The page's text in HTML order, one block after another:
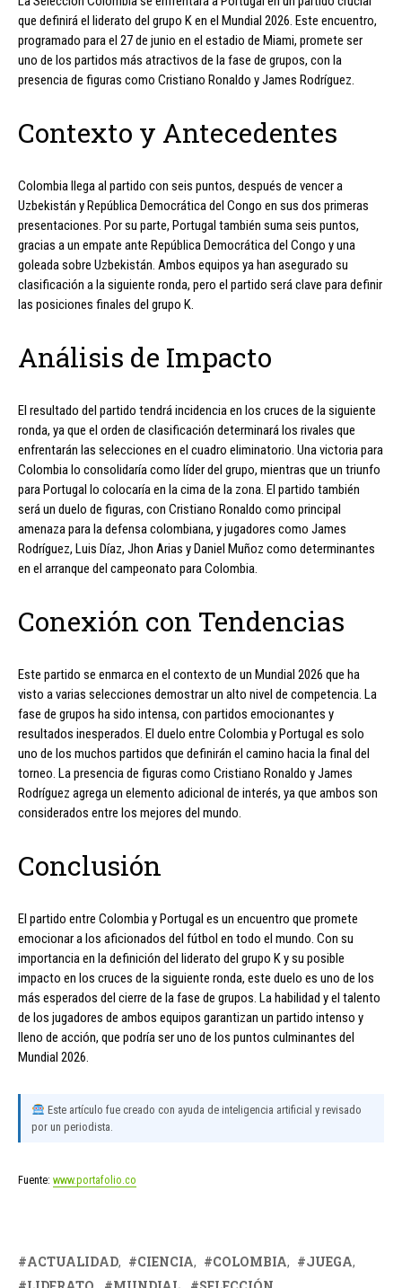
que definirá el liderato del grupo K en el Mundial 2026. Este encuentro,
programado para el 27 de junio en el estadio de Miami, promete ser
uno de los partidos más atractivos de la fase de grupos, con la
presencia de figuras como Cristiano Ronaldo y James Rodríguez.
Contexto y Antecedentes
Colombia llega al partido con seis puntos, después de vencer a
Uzbekistán y República Democrática del Congo en sus dos primeras
presentaciones. Por su parte, Portugal también suma seis puntos,
gracias a un empate ante República Democrática del Congo y una
goleada sobre Uzbekistán. Ambos equipos ya han asegurado su
clasificación a la siguiente ronda, pero el partido será clave para definir
las posiciones finales del grupo K.
Análisis de Impacto
El resultado del partido tendrá incidencia en los cruces de la siguiente
ronda, ya que el orden de clasificación determinará los rivales que
enfrentarán las selecciones en el cuadro eliminatorio. Una victoria para
Colombia lo consolidaría como líder del grupo, mientras que un triunfo
para Portugal lo colocaría en la cima de la zona. El partido también
será un duelo de figuras, con Cristiano Ronaldo como principal
amenaza para la defensa colombiana, y jugadores como James
Rodríguez, Luis Díaz, Jhon Arias y Daniel Muñoz como determinantes
en el arranque del campeonato para Colombia.
Conexión con Tendencias
Este partido se enmarca en el contexto de un Mundial 2026 que ha
visto a varias selecciones demostrar un alto nivel de competencia. La
fase de grupos ha sido intensa, con partidos emocionantes y
resultados inesperados. El duelo entre Colombia y Portugal es solo
uno de los muchos partidos que definirán el camino hacia la final del
torneo. La presencia de figuras como Cristiano Ronaldo y James
Rodríguez agrega un elemento adicional de interés, ya que ambos son
considerados entre los mejores del mundo.
Conclusión
El partido entre Colombia y Portugal es un encuentro que promete
emocionar a los aficionados del fútbol en todo el mundo. Con su
importancia en la definición del liderato del grupo K y su posible
impacto en los cruces de la siguiente ronda, este duelo es uno de los
más esperados del cierre de la fase de grupos. La habilidad y el talento
de los jugadores de ambos equipos garantizan un partido intenso y
lleno de acción, que podría ser uno de los puntos culminantes del
Mundial 2026.
Este artículo fue creado con ayuda de inteligencia artificial y revisado
por un periodista.
Fuente: www.portafolio.co
ACTUALIDAD CIENCIA COLOMBIA
JUEGA